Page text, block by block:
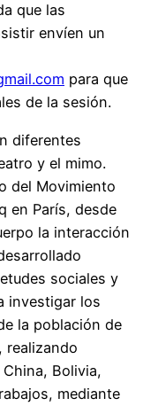
que las
envíen un
para que
de la sesión.
diferentes
y el mimo.
del Movimiento
en París, desde
la interacción
sociales y
investigar los
la población de
realizando
Bolivia,
mediante